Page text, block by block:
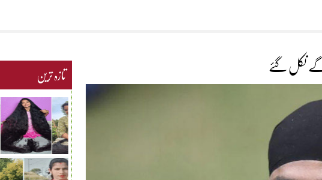
نکل گئے تازہ ترین